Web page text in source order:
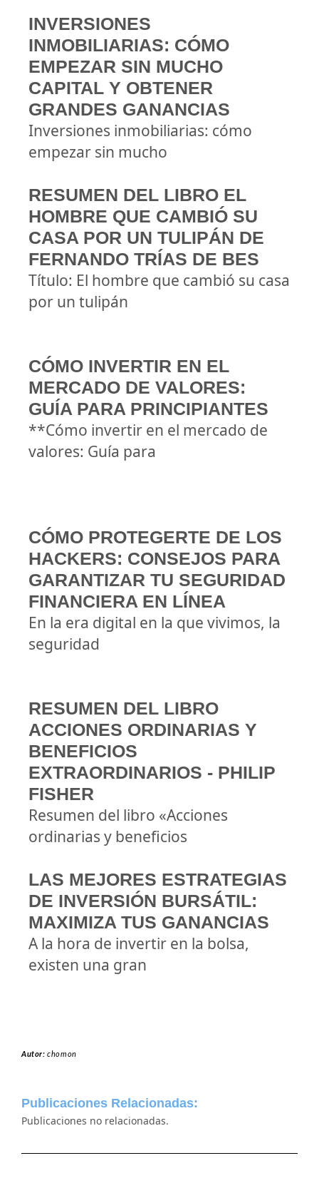
INVERSIONES
INMOBILIARIAS: CÓMO
EMPEZAR SIN MUCHO
CAPITAL Y OBTENER
GRANDES GANANCIAS
Inversiones inmobiliarias: cómo
empezar sin mucho
RESUMEN DEL LIBRO EL
HOMBRE QUE CAMBIÓ SU
CASA POR UN TULIPÁN DE
FERNANDO TRÍAS DE BES
Título: El hombre que cambió su casa
por un tulipán
CÓMO INVERTIR EN EL
MERCADO DE VALORES:
GUÍA PARA PRINCIPIANTES
**Cómo invertir en el mercado de
valores: Guía para
CÓMO PROTEGERTE DE LOS
HACKERS: CONSEJOS PARA
GARANTIZAR TU SEGURIDAD
FINANCIERA EN LÍNEA
En la era digital en la que vivimos, la
seguridad
RESUMEN DEL LIBRO
ACCIONES ORDINARIAS Y
BENEFICIOS
EXTRAORDINARIOS - PHILIP
FISHER
Resumen del libro «Acciones
ordinarias y beneficios
LAS MEJORES ESTRATEGIAS
DE INVERSIÓN BURSÁTIL:
MAXIMIZA TUS GANANCIAS
A la hora de invertir en la bolsa,
existen una gran
Autor:chomon
Publicaciones Relacionadas:
Publicaciones no relacionadas.